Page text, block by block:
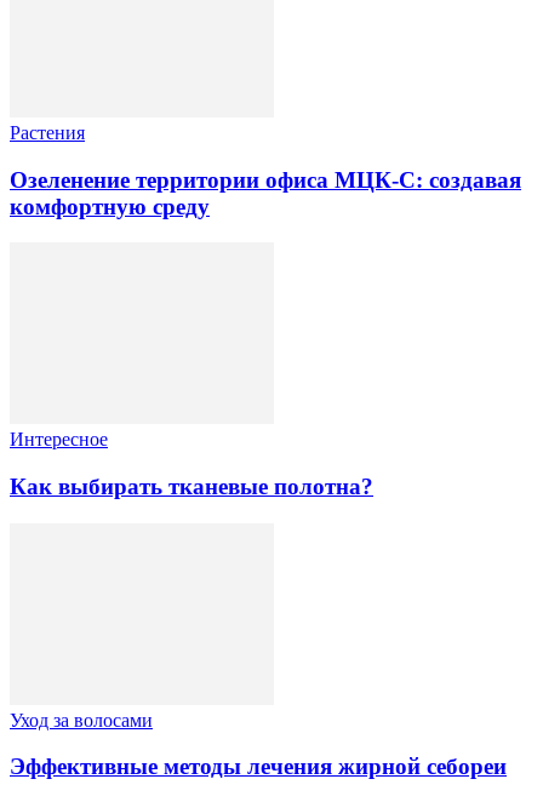
Растения
Озеленение территории офиса МЦК-С: создавая
комфортную среду
Интересное
Как выбирать тканевые полотна?
Уход за волосами
Эффективные методы лечения жирной себореи